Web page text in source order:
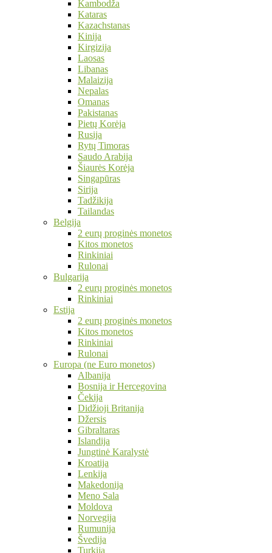
Kambodža
Kataras
Kazachstanas
Kinija
Kirgizija
Laosas
Libanas
Malaizija
Nepalas
Omanas
Pakistanas
Pietų Korėja
Rusija
Rytų Timoras
Saudo Arabija
Šiaurės Korėja
Singapūras
Sirija
Tadžikija
Tailandas
Belgija
2 eurų proginės monetos
Kitos monetos
Rinkiniai
Rulonai
Bulgarija
2 eurų proginės monetos
Rinkiniai
Estija
2 eurų proginės monetos
Kitos monetos
Rinkiniai
Rulonai
Europa (ne Euro monetos)
Albanija
Bosnija ir Hercegovina
Čekija
Didžioji Britanija
Džersis
Gibraltaras
Islandija
Jungtinė Karalystė
Kroatija
Lenkija
Makedonija
Meno Sala
Moldova
Norvegija
Rumunija
Švedija
Turkija